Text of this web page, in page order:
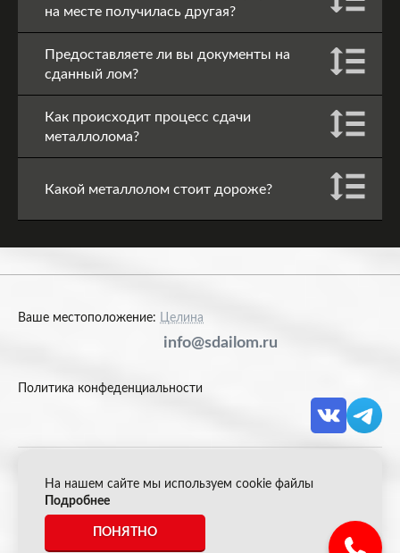
на месте получилась другая?
Предоставляете ли вы документы на
сданный лом?
Как происходит процесс сдачи
металлолома?
Какой металлолом стоит дороже?
Ваше местоположение: Целина
info@sdailom.ru
Политика конфеденциальности
© 2026 Акрон Скрап
*Все цены указанные на сайте не являются публичной
На нашем сайте мы используем cookie файлы
Подробнее
ПОНЯТНО